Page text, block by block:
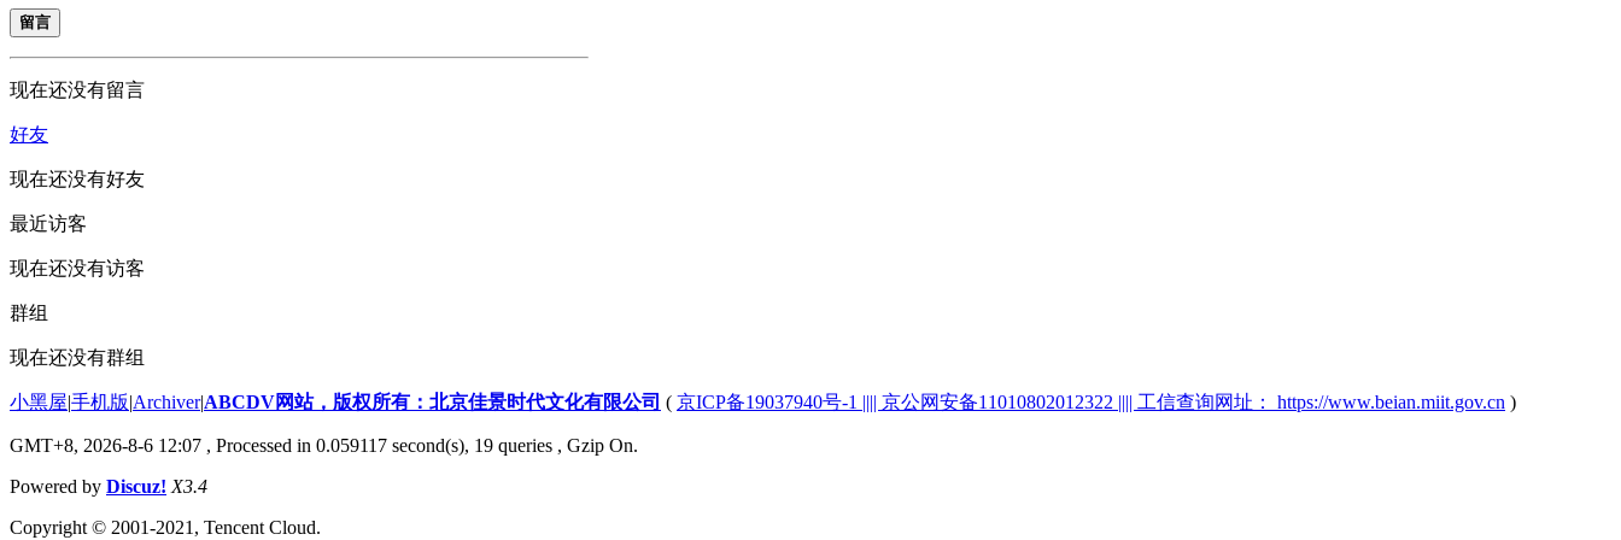
留言
现在还没有留言
好友
现在还没有好友
最近访客
现在还没有访客
群组
现在还没有群组
小黑屋|手机版|Archiver|ABCDV网站，版权所有：北京佳景时代文化有限公司 ( 京ICP备19037940号-1 |||| 京公网安备11010802012322 |||| 工信查询网址： https://www.beian.miit.gov.cn )
GMT+8, 2026-8-6 12:07 , Processed in 0.059117 second(s), 19 queries , Gzip On.
Powered by Discuz! X3.4
Copyright © 2001-2021, Tencent Cloud.